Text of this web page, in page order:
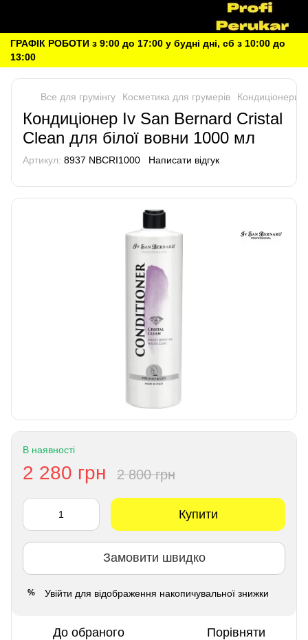
ГРАФІК РОБОТИ з 9:00 до 17:00 у будні дні, сб з 10:00 до
13:00
Все для грумінгу Косметика для грумерів Кондиціонери,
Кондиціонер Iv San Bernard Cristal
Clean для білої вовни 1000 мл
Артикул: 8937 NBCRI1000 Написати відгук
В наявності
2 280 грн 2 800 грн
Купити
Замовити швидко
% Увійти для відображення накопичувальної знижки
До обраного Порівняти